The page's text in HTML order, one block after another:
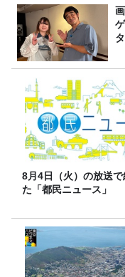
8月4日（火）の放送で
た「都民ニュース」